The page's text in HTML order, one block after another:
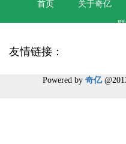
首页 关于奇亿
友情链接：
Powered by 奇亿